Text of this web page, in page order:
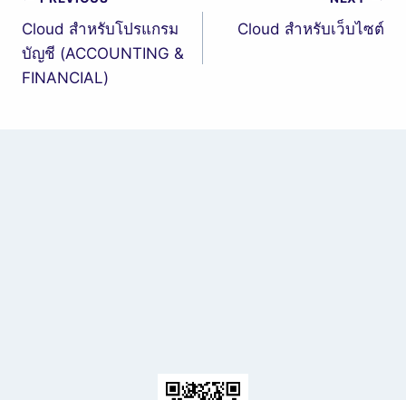
navigation
Cloud สำหรับโปรแกรม
บัญชี (ACCOUNTING &
FINANCIAL)
Cloud สำหรับเว็บไซต์